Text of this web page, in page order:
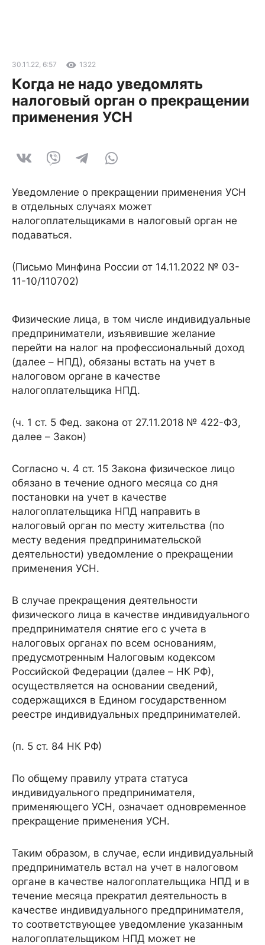
30.11.22, 6:57 1322
Когда не надо уведомлять
налоговый орган о прекращении
применения УСН
Уведомление о прекращении применения УСН
в отдельных случаях может
налогоплательщиками в налоговый орган не
подаваться.
(Письмо Минфина России от 14.11.2022 № 03-
11-10/110702)
Физические лица, в том числе индивидуальные
предприниматели, изъявившие желание
перейти на налог на профессиональный доход
(далее – НПД), обязаны встать на учет в
налоговом органе в качестве
налогоплательщика НПД.
(ч. 1 ст. 5 Фед. закона от 27.11.2018 № 422-ФЗ,
далее – Закон)
Согласно ч. 4 ст. 15 Закона физическое лицо
обязано в течение одного месяца со дня
постановки на учет в качестве
налогоплательщика НПД направить в
налоговый орган по месту жительства (по
месту ведения предпринимательской
деятельности) уведомление о прекращении
применения УСН.
В случае прекращения деятельности
физического лица в качестве индивидуального
предпринимателя снятие его с учета в
налоговых органах по всем основаниям,
предусмотренным Налоговым кодексом
Российской Федерации (далее – НК РФ),
осуществляется на основании сведений,
содержащихся в Едином государственном
реестре индивидуальных предпринимателей.
(п. 5 ст. 84 НК РФ)
По общему правилу утрата статуса
индивидуального предпринимателя,
применяющего УСН, означает одновременное
прекращение применения УСН.
Таким образом, в случае, если индивидуальный
предприниматель встал на учет в налоговом
органе в качестве налогоплательщика НПД и в
течение месяца прекратил деятельность в
качестве индивидуального предпринимателя,
то соответствующее уведомление указанным
налогоплательщиком НПД может не